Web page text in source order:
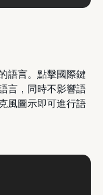
語言。點擊國際鍵
言，同時不影響語
風圖示即可進行語